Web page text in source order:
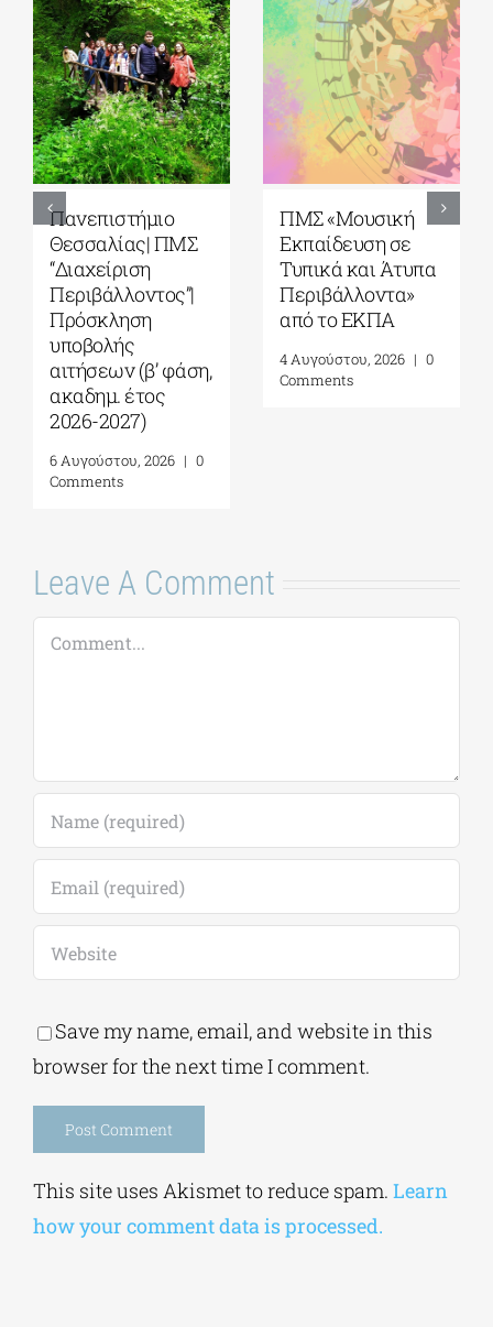
Πανεπιστήμιο
Θεσσαλίας| ΠΜΣ
“Διαχείριση
Περιβάλλοντος”|
Πρόσκληση
υποβολής
αιτήσεων (β’ φάση,
ακαδημ. έτος
2026-2027)
6 Αυγούστου, 2026 | 0
Comments
ΠΜΣ «Μουσική
Εκπαίδευση σε
Τυπικά και Άτυπα
Περιβάλλοντα»
από το ΕΚΠΑ
4 Αυγούστου, 2026 | 0
Comments
Leave A Comment
Comment
Save my name, email, and website in this
browser for the next time I comment.
This site uses Akismet to reduce spam. Learn
how your comment data is processed.